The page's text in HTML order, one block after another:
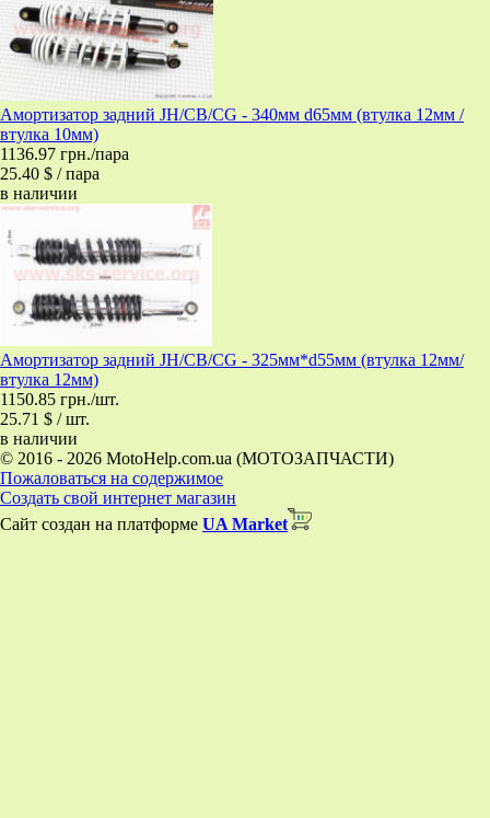
Амортизатор задний JH/CB/CG - 340мм d65мм (втулка 12мм /
втулка 10мм)
1136.97 грн./пара
25.40 $ / пара
в наличии
Амортизатор задний JH/CB/CG - 325мм*d55мм (втулка 12мм/
втулка 12мм)
1150.85 грн./шт.
25.71 $ / шт.
в наличии
© 2016 - 2026 MotoHelp.com.ua (МОТОЗАПЧАСТИ)
Пожаловаться на содержимое
Создать свой интернет магазин
Сайт создан на платформе UA Market